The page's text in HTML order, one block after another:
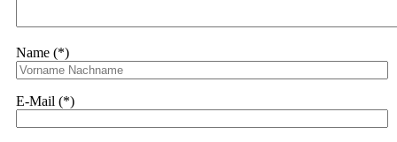
Name (*)
E-Mail (*)